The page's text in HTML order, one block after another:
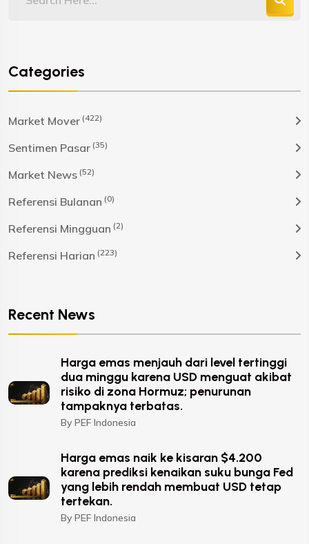
Categories
Market Mover (422)
Sentimen Pasar (35)
Market News (52)
Referensi Bulanan (0)
Referensi Mingguan (2)
Referensi Harian (223)
Recent News
Harga emas menjauh dari level tertinggi
dua minggu karena USD menguat akibat
risiko di zona Hormuz; penurunan
tampaknya terbatas.
By PEF Indonesia
Harga emas naik ke kisaran $4.200
karena prediksi kenaikan suku bunga Fed
yang lebih rendah membuat USD tetap
tertekan.
By PEF Indonesia